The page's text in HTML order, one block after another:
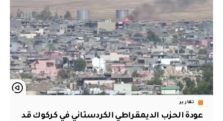
تقارير
عودة الحزب الديمقراطي الكردستاني في كركوك قد